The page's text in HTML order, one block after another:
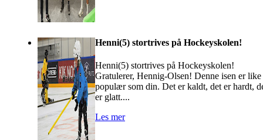
Henni(5) stortrives på Hockeyskolen!
Henni(5) stortrives på Hockeyskolen!
Gratulerer, Hennig-Olsen! Denne isen er like
populær som din. Det er kaldt, det er hardt,
er glatt....
Les mer